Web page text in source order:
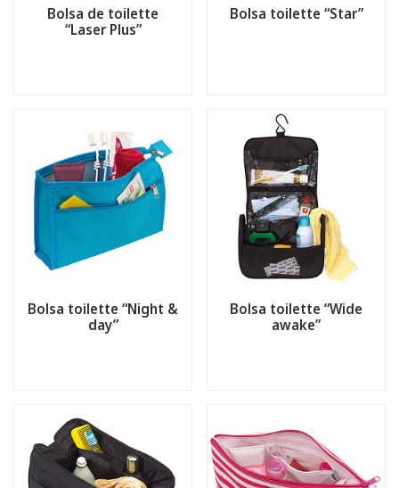
Bolsa de toilette
“Laser Plus”
Bolsa toilette “Star”
Bolsa toilette “Night &
day”
Bolsa toilette “Wide
awake”